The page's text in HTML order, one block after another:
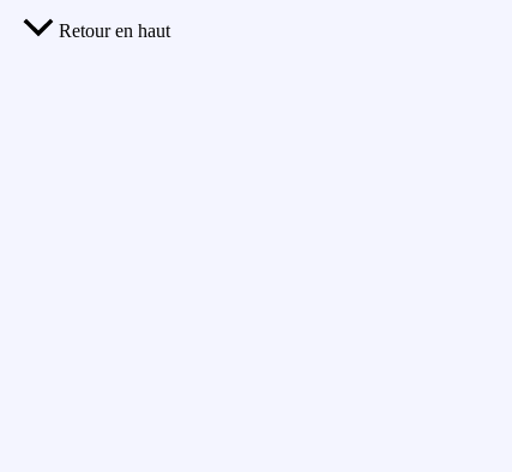
Retour en haut